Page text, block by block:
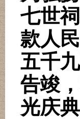
七世
款人
五千
告竣，
光庆典